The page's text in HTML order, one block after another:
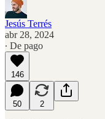
Jesús Terrés
abr 28, 2024
∙ De pago
146
50 2